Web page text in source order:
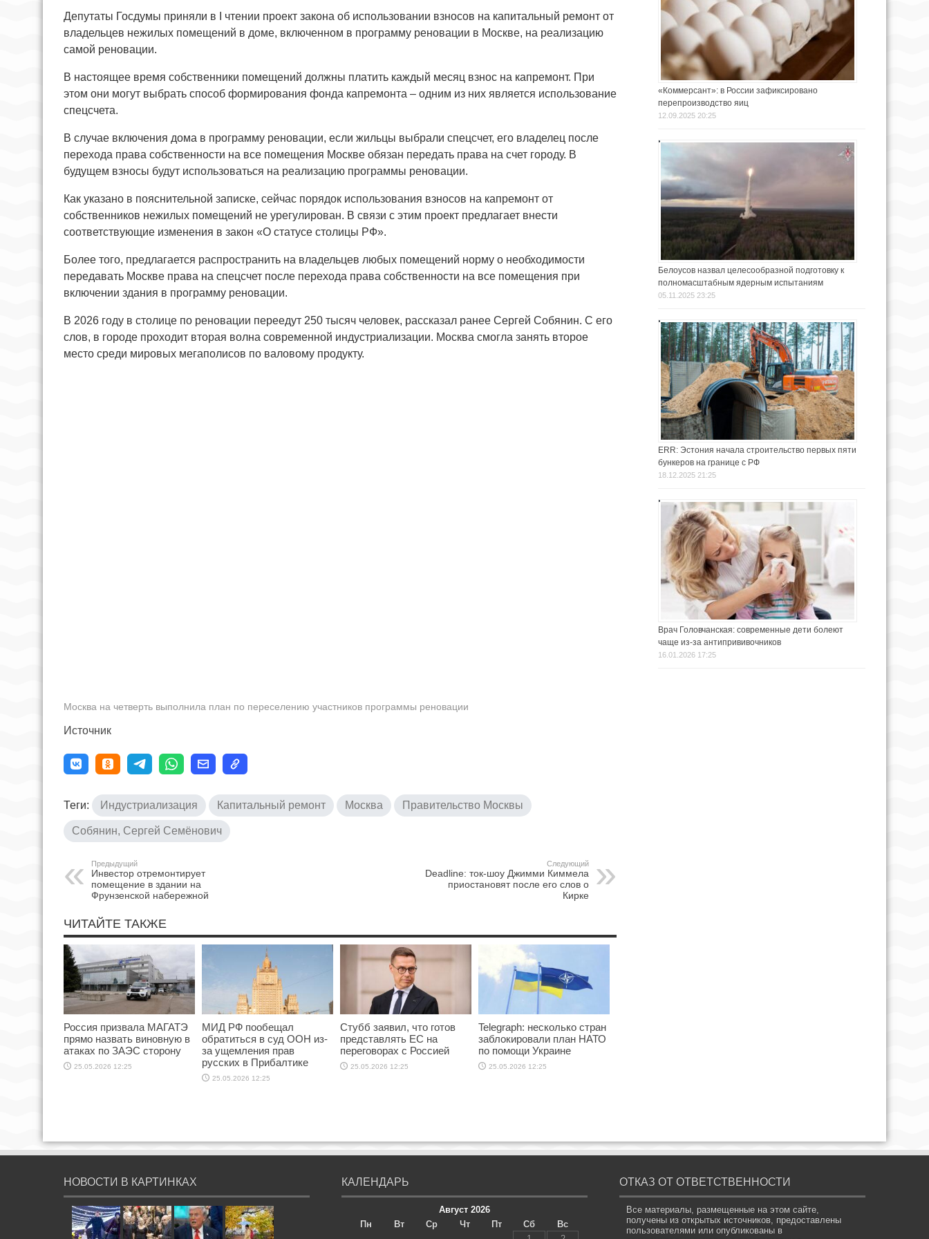
Депутаты Госдумы приняли в I чтении проект закона об использовании взносов на капитальный ремонт от
владельцев нежилых помещений в доме, включенном в программу реновации в Москве, на реализацию
самой реновации.
В настоящее время собственники помещений должны платить каждый месяц взнос на капремонт. При
этом они могут выбрать способ формирования фонда капремонта – одним из них является использование
спецсчета.
В случае включения дома в программу реновации, если жильцы выбрали спецсчет, его владелец после
перехода права собственности на все помещения Москве обязан передать права на счет городу. В
будущем взносы будут использоваться на реализацию программы реновации.
Как указано в пояснительной записке, сейчас порядок использования взносов на капремонт от
собственников нежилых помещений не урегулирован. В связи с этим проект предлагает внести
соответствующие изменения в закон «О статусе столицы РФ».
Более того, предлагается распространить на владельцев любых помещений норму о необходимости
передавать Москве права на спецсчет после перехода права собственности на все помещения при
включении здания в программу реновации.
В 2026 году в столице по реновации переедут 250 тысяч человек, рассказал ранее Сергей Собянин. С его
слов, в городе проходит вторая волна современной индустриализации. Москва смогла занять второе
место среди мировых мегаполисов по валовому продукту.
Москва на четверть выполнила план по переселению участников программы реновации
Источник
Теги: Индустриализация Капитальный ремонт Москва Правительство Москвы
Собянин, Сергей Семёнович
Предыдущий
Инвестор отремонтирует
помещение в здании на
Фрунзенской набережной
Следующий
Deadline: ток-шоу Джимми Киммела
приостановят после его слов о
Кирке
ЧИТАЙТЕ ТАКЖЕ
Россия призвала МАГАТЭ
прямо назвать виновную в
атаках по ЗАЭС сторону
25.05.2026 12:25
МИД РФ пообещал
обратиться в суд ООН из-
за ущемления прав
русских в Прибалтике
25.05.2026 12:25
Стубб заявил, что готов
представлять ЕС на
переговорах с Россией
25.05.2026 12:25
Telegraph: несколько стран
заблокировали план НАТО
по помощи Украине
25.05.2026 12:25
«Коммерсант»: в России зафиксировано
перепроизводство яиц
12.09.2025 20:25
Белоусов назвал целесообразной подготовку к
полномасштабным ядерным испытаниям
05.11.2025 23:25
ERR: Эстония начала строительство первых пяти
бункеров на границе с РФ
18.12.2025 21:25
Врач Головчанская: современные дети болеют
чаще из-за антипрививочников
16.01.2026 17:25
НОВОСТИ В КАРТИНКАХ КАЛЕНДАРЬ
Август 2026
Пн
Вт Ср Чт Пт Сб
Вс
ОТКАЗ ОТ ОТВЕТСТВЕННОСТИ
Все материалы, размещенные на этом сайте,
получены из открытых источников, предоставлены
пользователями или опубликованы в